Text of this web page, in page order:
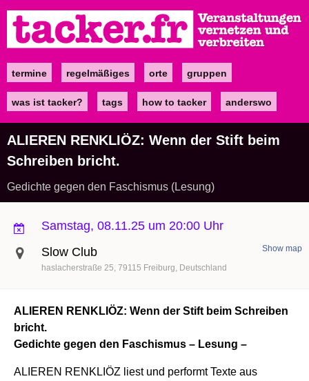
zum
Inhalt
Maintermine regelmäßiges orte gruppen
was ist tacker? tags how to tacker anderswo
ALIEREN RENKLIÖZ: Wenn der Stift beim
Schreiben bricht.
Gedichte gegen den Faschismus (Lesung)
Samstag, 08.11.25 um 20:00 Uhr
Slow Club
haslacherstraße 25 79115 Freiburg Deutschland
Show map
ALIEREN RENKLIÖZ: Wenn der Stift beim Schreiben
bricht.
Gedichte gegen den Faschismus – Lesung –
ALIEREN RENKLIÖZ liest und performt Texte aus